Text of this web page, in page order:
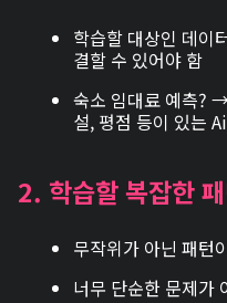
학습할 대상인 데이
결할 수 있어야 함
숙소 임대료 예측?
설, 평점 등이 있는
2. 학습할 복잡한
무작위가 아닌 패턴
너무 단순한 문제가